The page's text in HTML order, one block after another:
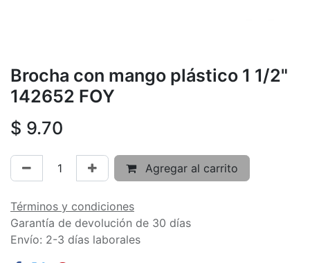
Brocha con mango plástico 1 1/2"
142652 FOY
$ 9.70
Agregar al carrito
Términos y condiciones
Garantía de devolución de 30 días
Envío: 2-3 días laborales